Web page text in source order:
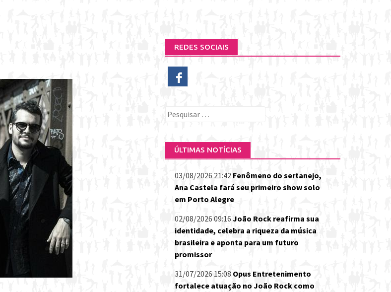
REDES SOCIAIS
Pesquisar
ÚLTIMAS NOTÍCIAS
03/08/2026 21:42 Fenômeno do sertanejo,
Ana Castela fará seu primeiro show solo
em Porto Alegre
02/08/2026 09:16 João Rock reafirma sua
identidade, celebra a riqueza da música
brasileira e aponta para um futuro
promissor
31/07/2026 15:08 Opus Entretenimento
fortalece atuação no João Rock como